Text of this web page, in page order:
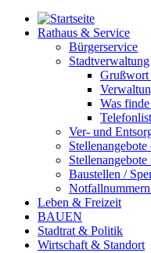
Rathaus & Service
Bürgerservice
Stadtverwaltung
Grußwort
Was
Ver- und
Baustellen /
Leben & Freizeit
BAUEN
Stadtrat & Politik
Wirtschaft & Standort